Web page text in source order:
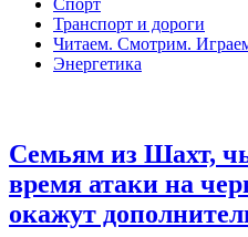
Спорт
Транспорт и дороги
Читаем. Смотрим.
Энергетика
Семьям из Шахт,
время атаки на
окажут